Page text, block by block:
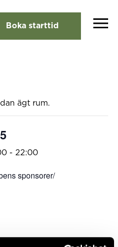
Boka starttid
ägt rum.
- 22:00
sponsorer/